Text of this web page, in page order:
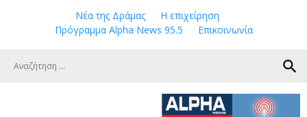
Νέα της Δράμας
Η επιχείρηση
Πρόγραμμα Alpha News 95.5
Επικοινωνία
search